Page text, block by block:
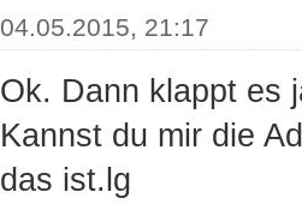
04.05.2015, 21:17
Ok. Dann klappt es
Kannst du mir die
das ist.lg